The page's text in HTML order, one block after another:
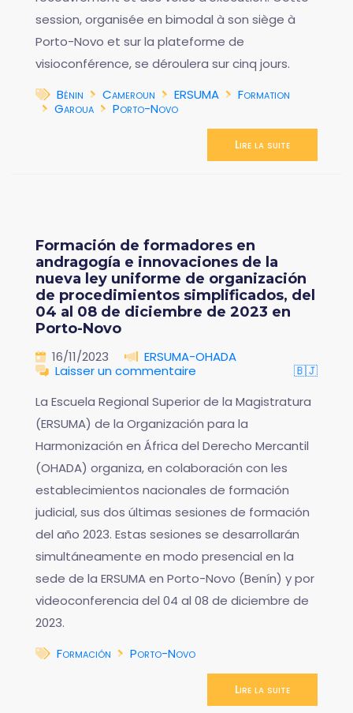
session, organisée en bimodal à son siège à
Porto-Novo et sur la plateforme de
visioconférence, se déroulera sur cinq jours.
Bénin
Cameroun ERSUMA
Formation
Garoua
Porto-Novo
Lire la suite
Formación de formadores en
andragogía e innovaciones de la
nueva ley uniforme de organización
de procedimientos simplificados, del
04 al 08 de diciembre de 2023 en
Porto-Novo
16/11/2023
ERSUMA-OHADA
Laisser un commentaire
🇧🇯
La Escuela Regional Superior de la Magistratura
(ERSUMA) de la Organización para la
Harmonización en África del Derecho Mercantil
(OHADA) organiza, en colaboración con les
establecimientos nacionales de formación
judicial, sus dos últimas sesiones de formación
del año 2023. Estas sesiones se desarrollarán
simultáneamente en modo presencial en la
sede de la ERSUMA en Porto-Novo (Benín) y por
videoconferencia del 04 al 08 de diciembre de
2023.
Formación
Porto-Novo
Lire la suite